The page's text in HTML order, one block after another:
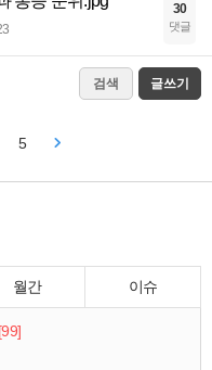
30
댓글
검색 글쓰기
5
월간 이슈
[99]